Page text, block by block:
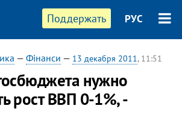
Поддержать РУС
— Фінанси — 13 декабря 2011, 11:51
нужно
рост ВВП 0-1%, -